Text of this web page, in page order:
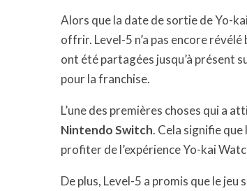
Alors que la date de sortie de Yo-
offrir. Level-5 n’a pas encore
ont été partagées jusqu’à présent
pour la franchise.
L’une des premières choses qui a
Nintendo Switch. Cela signifie
profiter de l’expérience Yo-kai
De plus, Level-5 a promis que le